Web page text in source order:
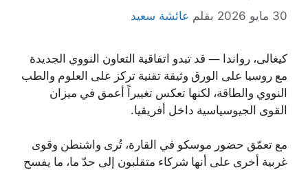
30 مايو 2026 بقلم عائشة سعيد
كيغالى، رواندا — قد تبدو اتفاقية التعاون النووي الجديدة
مع روسيا على الورق وثيقة تقنية تركز على العلوم والطب
النووي والطاقة، لكنها تعكس تغييراً أعمق في ميزان
القوى الجيوسياسية داخل أفريقيا.
مع تعمّق حضور موسكو في القارة، تُرى واشنطن وقوى
غربية أخرى على أنها شركاء متقلبون إلى حدّ ما، ما يفسح